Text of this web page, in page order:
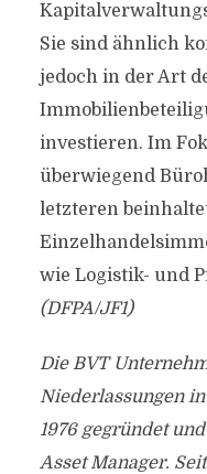
Sie sind ähnlich
jedoch in der Art
investieren. Im
überwiegend
letzteren
wie Logistik- und
(DFPA/JF1)
Die BVT
Niederlassungen
1976 gegründet
Asset Manager.